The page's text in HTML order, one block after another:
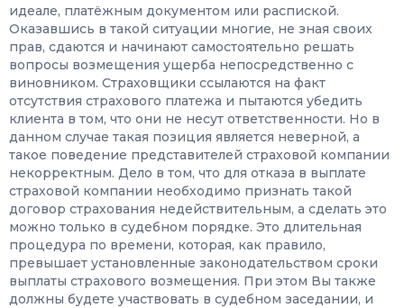
идеале, платёжным документом или распиской.
Оказавшись в такой ситуации многие, не зная своих
прав, сдаются и начинают самостоятельно решать
вопросы возмещения ущерба непосредственно с
виновником. Страховщики ссылаются на факт
отсутствия страхового платежа и пытаются убедить
клиента в том, что они не несут ответственности. Но в
данном случае такая позиция является неверной, а
такое поведение представителей страховой компании
некорректным. Дело в том, что для отказа в выплате
страховой компании необходимо признать такой
договор страхования недействительным, а сделать это
можно только в судебном порядке. Это длительная
процедура по времени, которая, как правило,
превышает установленные законодательством сроки
выплаты страхового возмещения. При этом Вы также
должны будете участвовать в судебном заседании, и